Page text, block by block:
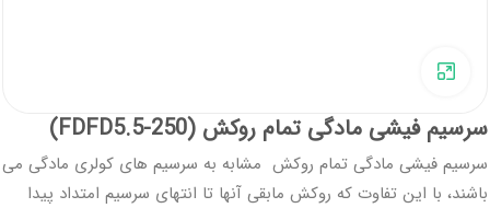
سرسیم فیشی مادگی تمام روکش (FDFD5.5-250)
سرسیم فیشی مادگی تمام روکش مشابه به سرسیم های کولری مادگی می
باشند، با این تفاوت که روکش مابقی آنها تا انتهای سرسیم امتداد پیدا